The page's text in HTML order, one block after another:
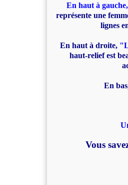
En haut à
représente une
lignes
En haut à droite,
haut-relief est
En
Vous